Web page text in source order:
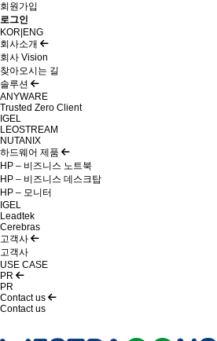
회원가입
로그인
KOR ENG
회사소개
회사 Vision
찾아오시는 길
솔루션
ANYWARE
Trusted Zero Client
IGEL
LEOSTREAM
NUTANIX
하드웨어 제품
HP – 비즈니스 노트북
HP – 비즈니스 데스크탑
HP – 모니터
IGEL
Leadtek
Cerebras
고객사
고객사
USE CASE
PR
PR
Contact us
Contact us